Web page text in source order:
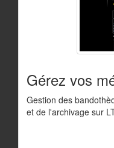
Gérez vos
Gestion des
et de l'archivage sur